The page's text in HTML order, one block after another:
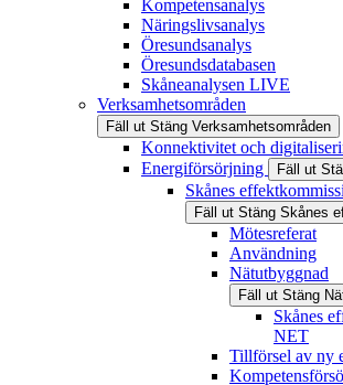
Kompetensanalys
Näringslivsanalys
Öresundsanalys
Öresundsdatabasen
Skåneanalysen LIVE
Verksamhetsområden
Fäll ut Stäng Verksamhetsområden
Konnektivitet och
Energiförsörjning
Fäll ut
Skånes
Fäll ut Stäng Skånes
Mötesreferat
Användning
Nätutbyggnad
Fäll ut Stäng
Skånes
NET
Tillförsel av ny